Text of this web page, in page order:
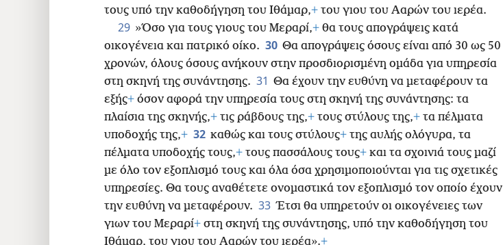
τους υπό την καθοδήγηση του Ιθάμαρ,+ του γιου του Ααρών του ιερέα.
29 »Όσο για τους γιους του Μεραρί,+ θα τους απογράψεις κατά
οικογένεια και πατρικό οίκο. 30 Θα απογράψεις όσους είναι από 30 ως 50
χρονών, όλους όσους ανήκουν στην προσδιορισμένη ομάδα για υπηρεσία
στη σκηνή της συνάντησης. 31 Θα έχουν την ευθύνη να μεταφέρουν τα
εξής+ όσον αφορά την υπηρεσία τους στη σκηνή της συνάντησης: τα
πλαίσια της σκηνής,+ τις ράβδους της,+ τους στύλους της,+ τα πέλματα
υποδοχής της,+ 32 καθώς και τους στύλους+ της αυλής ολόγυρα, τα
πέλματα υποδοχής τους,+ τους πασσάλους τους+ και τα σχοινιά τους μαζί
με όλο τον εξοπλισμό τους και όλα όσα χρησιμοποιούνται για τις σχετικές
υπηρεσίες. Θα τους αναθέτετε ονομαστικά τον εξοπλισμό τον οποίο έχουν
την ευθύνη να μεταφέρουν. 33 Έτσι θα υπηρετούν οι οικογένειες των
γιων του Μεραρί+ στη σκηνή της συνάντησης, υπό την καθοδήγηση του
Ιθάμαρ, του γιου του Ααρών του ιερέα».+